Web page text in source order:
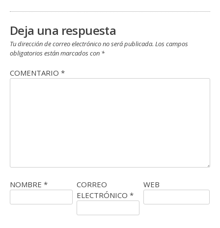
Deja una respuesta
Tu dirección de correo electrónico no será publicada. Los campos
obligatorios están marcados con *
COMENTARIO *
NOMBRE *
CORREO
ELECTRÓNICO *
WEB